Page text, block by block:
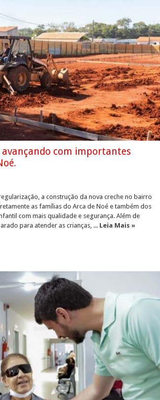
com importantes
a construção da nova creche no bairro
as famílias do Arca de Noé e também dos
com mais qualidade e segurança. Além de
para atender as crianças, ... Leia Mais »